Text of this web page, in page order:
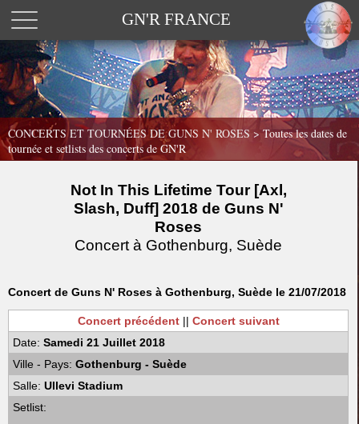
GN'R FRANCE
CONCERTS ET TOURNÉES DE GUNS N' ROSES > Toutes les dates de
tournée et setlists des concerts de GN'R
Not In This Lifetime Tour [Axl,
Slash, Duff] 2018 de Guns N'
Roses
Concert à Gothenburg, Suède
Concert de Guns N' Roses à Gothenburg, Suède le 21/07/2018
Concert précédent|| Concert suivant
Date:Samedi 21 Juillet 2018
Ville - Pays:Gothenburg - Suède
Salle:Ullevi Stadium
Setlist: